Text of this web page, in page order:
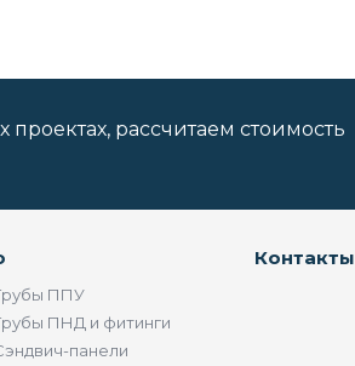
рассчитаем стоимость
ППУ
ПНД и фитинги
панели
Контакты